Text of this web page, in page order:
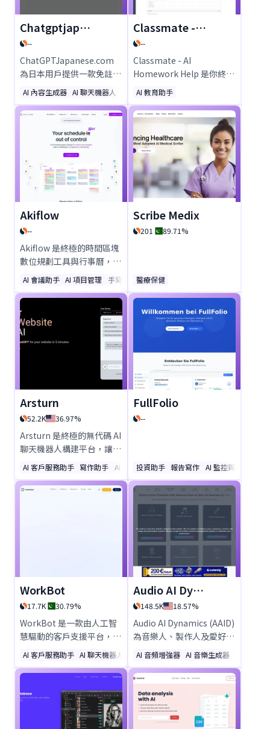
Chatgptjapan.com
--
ChatGPTJapanese.com
為日本用戶提供一款免註
冊、免費的AI聊天機器人，
採用OpenAI的GPT-4o
mini技術驅動。無論何時
何地，都能享受自然的對
話、高品質的翻譯及流暢的
內容創作——全部以日語進
行。無論是學習、商務還是
創意發想，都是您的完美選
擇！
AI 內容生成器 AI 聊天機器人
Classmate - AI Homework Help
--
Classmate - AI
Homework Help 是你終極
的學習夥伴，提供數學、化
學、歷史等多科目的即時AI
解答。只需點擊拍攝問題，
就能獲得逐步解析，並在超
過15個教育平台上提升學習
效率。比ChatGPT更聰
明、更快速，且準確率高達
20%！
AI 教育助手
Akiflow
--
Akiflow 是終極的時間區塊
數位規劃工具與行事曆，專
為提升生產力而設計，能將
任務、會議與行程集中管理
於一處。透過AI智慧組織、
無縫整合，以及「專注計時
器」和「會議連結」等智能
功能，Akiflow 協助專業人
士每日節省高達2小時。立
即試用這款排名第一的生產
AI 會議助手 AI 項目管理 手寫工具
Scribe Medix
201 89.71%
醫療保健
Arsturn
52.2K 36.97%
Arsturn 是終極的無代碼 AI
聊天機器人構建平台，讓企
業和網紅能夠立即創建自訂
的 ChatGPT 聊天機器人。
透過即時回覆、深度分析和
AI 客戶服務助手 寫作助手 AI 回覆助手
FullFolio
--
投資助手 報告寫作 AI 監控與報告生成
WorkBot
17.7K 30.79%
WorkBot 是一款由人工智
慧驅動的客戶支援平台，透
過文字、語音及電子郵件提
供全天候的協助。藉由自主
運作的AI代理，提升效率、
降低成本並優化客戶體驗。
立即試用WorkBot，享受
流暢、多語言且安全的支援
AI 客戶服務助手 AI 聊天機器人 AI 知識庫
Audio AI Dynamics
148.5K 18.57%
Audio AI Dynamics (AAID)
為音樂人、製作人及愛好者
提供**免費線上音訊AI工具
**。使用**Music
Analyzer**分析調性、
BPM及情緒，即時偵測音樂
類型，修剪音訊，錄製人
聲，並透過節拍器精準調整
AI 音頻增強器 AI 音樂生成器